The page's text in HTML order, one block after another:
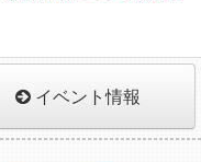
イベント情報